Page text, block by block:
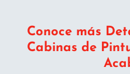
Conoce más
Cabinas de